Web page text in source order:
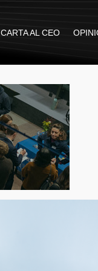
CARTA AL CEO